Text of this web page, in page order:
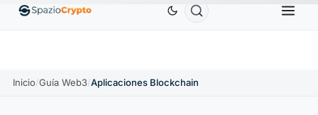
EthereumETH1880,58 US$ TetherUSDT ↑0.00%
Inicio/Guía Web3/Aplicaciones Blockchain